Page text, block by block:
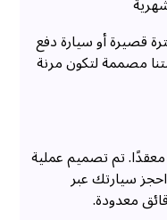
قصيرة أو سيارة دفع
مصممة لتكون مرنة
معقدًا. تم تصميم عملية
سيارتك عبر
معدودة.